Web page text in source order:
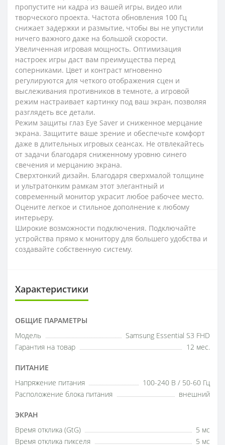
пропустите ни кадра из вашей игры, видео или
творческого проекта. Частота обновления 100 Гц
снижает задержки и размытие, чтобы вы не упустили
ничего важного даже на большой скорости.
Увеличенная игровая мощность. Оптимизация
настроек игры даст вам преимущества перед
соперниками. Цвет и контраст мгновенно
регулируются для четкого отображения сцен и
выслеживания противников в темноте, а игровой
режим настраивает картинку под ваш экран, позволяя
разглядеть все детали.
Режим защиты глаз Eye Saver и сниженное мерцание
экрана. Защитите ваше зрение и обеспечьте комфорт
даже в длительных игровых сеансах. Не отвлекайтесь
от задачи благодаря сниженному уровню синего
свечения и мерцанию экрана.
Сверхтонкий дизайн. Благодаря сверхмалой толщине
и ультратонким рамкам этот элегантный и
современный монитор украсит любое рабочее место.
Оцените легкое и стильное дополнение к любому
интерьеру.
Широкие возможности подключения. Подключайте
устройства прямо к монитору для большего удобства и
создавайте собственную систему.
Характеристики
ОБЩИЕ ПАРАМЕТРЫ
Модель
Samsung Essential S3 FHD
Гарантия на товар
12 мес.
ПИТАНИЕ
Напряжение питания
100-240 В / 50-60 Гц
Расположение блока питания
внешний
ЭКРАН
Время отклика (GtG)
5 мс
Время отклика пикселя
5 мс